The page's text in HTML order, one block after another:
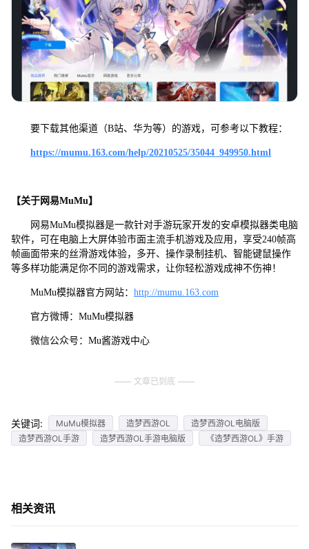
要下载其他渠道（B站、华为等）的游戏，可参考以下教程：
https://mumu.163.com/help/20210525/35044_949950.html
【关于网易MuMu】
网易MuMu模拟器是一款针对手游玩家开发的安卓模拟器类电脑
软件，可在电脑上大屏体验市面主流手机游戏及应用，享受240帧高
帧画面带来的丝滑游戏体验，多开、操作录制挂机、智能键鼠操作
等多样功能满足你不同的游戏需求，让你轻松游戏成神不伤神！
MuMu模拟器官方网站： http://mumu.163.com
官方微博：MuMu模拟器
微信公众号：Mu酱游戏中心
文章已到底
关键词: MuMu模拟器 造梦西游OL
造梦西游OL电脑版
造梦西游OL手游
造梦西游OL手游电脑版 《造梦西游OL》手游
相关资讯